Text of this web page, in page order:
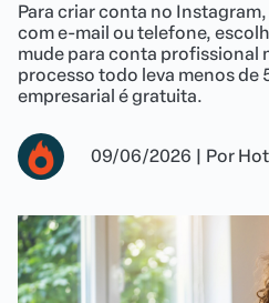
Para criar conta no
com e-mail ou telefone,
mude para conta profissional
processo todo leva menos de
empresarial é gratuita.
09/06/2026 | Por